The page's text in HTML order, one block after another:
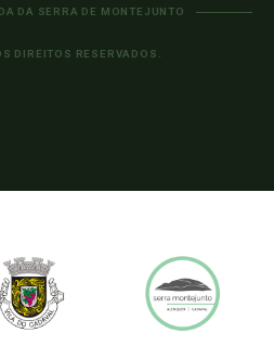
DA SERRA DE MONTEJUNTO
DIREITOS RESERVADOS.